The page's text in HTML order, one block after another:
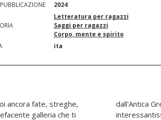
2024
Letteratura per ragazzi
Saggi per ragazzi
Corpo, mente e spirito
ita
ancora fate, streghe,
galleria che ti
tante curiosità e
tutto quello che